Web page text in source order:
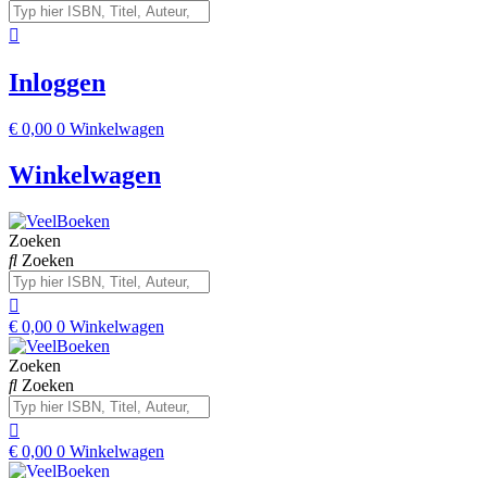
Inloggen
€ 0,00 0 Winkelwagen
Winkelwagen
Zoeken
Zoeken
€ 0,00 0 Winkelwagen
Zoeken
Zoeken
€ 0,00 0 Winkelwagen